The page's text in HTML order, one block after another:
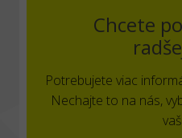
Chcete
Potrebujete viac
Nechajte to na nás,